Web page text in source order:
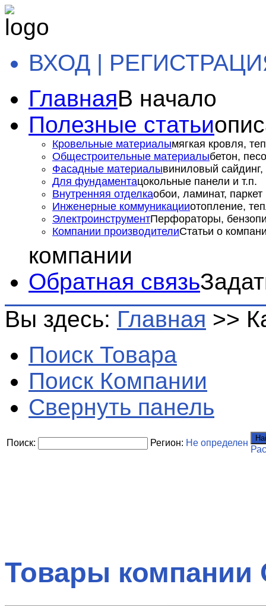
ВХОД |
ГлавнаяВ начало
Полезные статьи
Кровельные материалымягкая кровля,
Общестроительные материалыбетон,
Фасадные материалывиниловый сайдинг,
Для фундаментацокольные панели и т.п.
Внутренняя отделкаобои, ламинат, паркет
Инженерные коммуникацииотопление,
ЭлектроинструментПерфораторы,
Компании производителиСтатьи о
компании
Обратная связь
Вы здесь: Главная >>
Поиск Товара
Поиск Компании
Свернуть панель
Поиск: Регион: Не определен
Товары